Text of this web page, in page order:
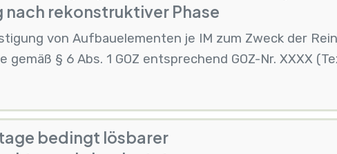
nach rekonstruktiver Phase
von Aufbauelementen je IM zum Zweck der
§ 6 Abs. 1 GOZ entsprechend GOZ-Nr. XXXX
bedingt lösbarer